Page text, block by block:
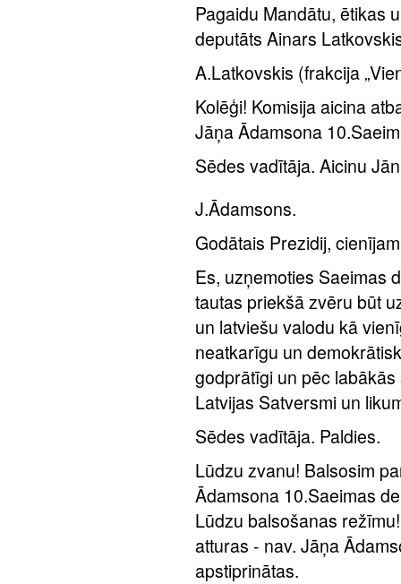
Pagaidu Mandātu, ētikas
deputāts Ainars
A.Latkovskis (frakcija
Kolēģi! Komisija aicina
Jāņa Ādamsona
Sēdes vadītāja. Aicinu
J.Ādamsons.
Godātais Prezidij,
Es, uzņemoties Saeimas
tautas priekšā zvēru būt
un latviešu valodu kā
neatkarīgu un
godprātīgi un pēc
Latvijas Satversmi un
Sēdes vadītāja. Paldies.
Lūdzu zvanu! Balsosim
Ādamsona 10.Saeimas
Lūdzu balsošanas
atturas - nav. Jāņa
apstiprinātas.